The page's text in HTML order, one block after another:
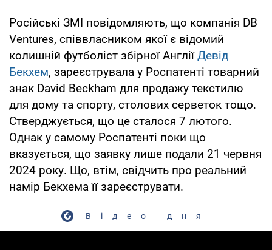
Російські ЗМІ повідомляють, що компанія DB
Ventures, співвласником якої є відомий
колишній футболіст збірної АнгліїДевід
Бекхем, зареєструвала у Роспатенті товарний
знак David Beckham для продажу текстилю
для дому та спорту, столових серветок тощо.
Стверджується, що це сталося 7 лютого.
Однак у самому Роспатенті поки що
вказується, що заявку лише подали 21 червня
2024 року. Що, втім, свідчить про реальний
намір Бекхема її зареєструвати.
Відео дня